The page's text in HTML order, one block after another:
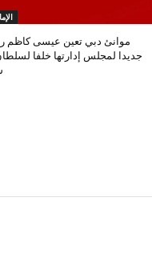
موانئ دبي تعين عيسى كاظم
جديدا لمجلس إدارتها خلفا